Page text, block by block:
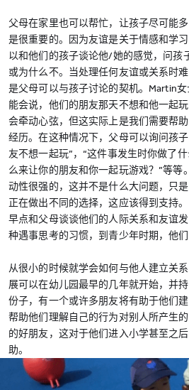
父母在家里也可以帮忙，让孩子尽可能
是很重要的。因为友谊是关于情感和学
以和他们的孩子谈论他/她的感觉，问孩
或为什么不。当处理任何友谊或关系时
是父母可以与孩子讨论的契机。Martin
能会说，他们的朋友那天不想和他一起
会牵动心弦，但这实际上是我们需要帮
经历。在这种情况下，父母可以询问孩
友不想一起玩”，“这件事发生时你做了
么来让你的朋友和你一起玩游戏？”等等
动性很强的，这并不是什么大问题，只
正在做出不同的选择，这应该得到支持
早点和父母谈谈他们的人际关系和友谊
种遇事思考的习惯，到青少年时期，他
从很小的时候就学会如何与他人建立关
展可以在幼儿园最早的几年就开始，并
份子，有一个或许多朋友将有助于他们
帮助他们理解自己的行为对别人所产生
的好朋友，这对于他们进入小学甚至之
助。